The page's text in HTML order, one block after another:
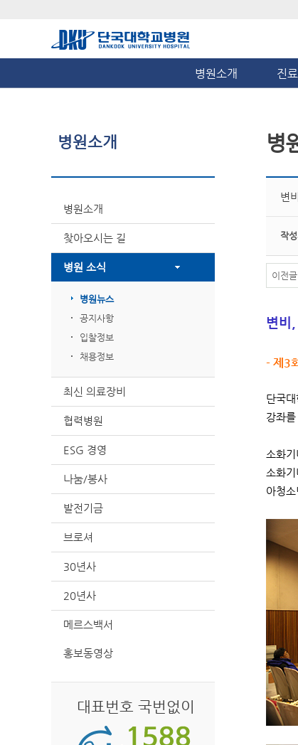
병원소개 진
병원소개
병원소개
찾아오시는 길
병원 소식
병원뉴스
공지사항
입찰정보
채용정보
최신 의료장비
협력병원
ESG 경영
나눔/봉사
발전기금
브로셔
30년사
20년사
메르스백서
홍보동영상
대표번호 국번없이
병
변
작성
이전글
변비
- 제3
단국
강좌를
소화
소화
아청